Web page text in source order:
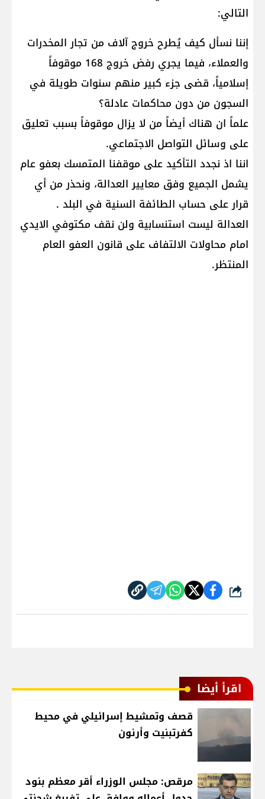
التالي:
إننا نسأل كيف يُطرح خروج آلاف من تجار المخدرات
والعملاء، فيما يجري رفض خروج 168 موقوفاً
إسلامياً، قضى جزء كبير منهم سنوات طويلة في
السجون من دون محاكمات عادلة؟
علماً ان هناك أيضاً من لا يزال موقوفاً بسبب تعليق
على وسائل التواصل الاجتماعي.
اننا اذ نجدد التأكيد على موقفنا المتمسك بعفو عام
يشمل الجميع وفق معايير العدالة، ونحذر من أي
قرار على حساب الطائفة السنية في البلد .
العدالة ليست استنسابية ولن نقف مكتوفي الايدي
امام محاولات الالتفاف على قانون العفو العام
المنتظر.
شارك
اقرأ أيضا
قصف وتمشيط إسرائيلي في محيط
كفرتبنيت وأرنون
مرقص: مجلس الوزراء أقر معظم بنود